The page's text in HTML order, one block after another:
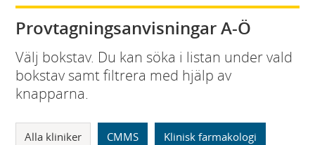
Provtagningsanvisningar A-Ö
Välj bokstav. Du kan söka i listan under vald
bokstav samt filtrera med hjälp av
knapparna.
Alla kliniker CMMS Klinisk farmakologi